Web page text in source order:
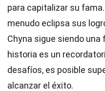
para capitalizar su
menudo eclipsa sus
Chyna sigue siendo una
historia es un
desafíos, es posible
alcanzar el éxito.